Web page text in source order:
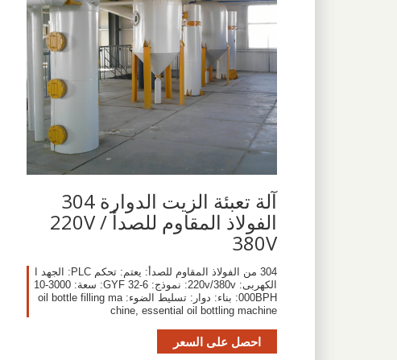
آلة تعبئة الزيت الدوارة 304
الفولاذ المقاوم للصدأ 220V /
380V
304 من الفولاذ المقاوم للصدأ: يعتم: تحكم PLC: الجهد ا
الكهربى: 220v/380v: نموذج: GYF 32-6: سعة: 3000-10
000BPH: بناء: دوار: تسليط الضوء: oil bottle filling ma
chine, essential oil bottling machine
احصل على السعر